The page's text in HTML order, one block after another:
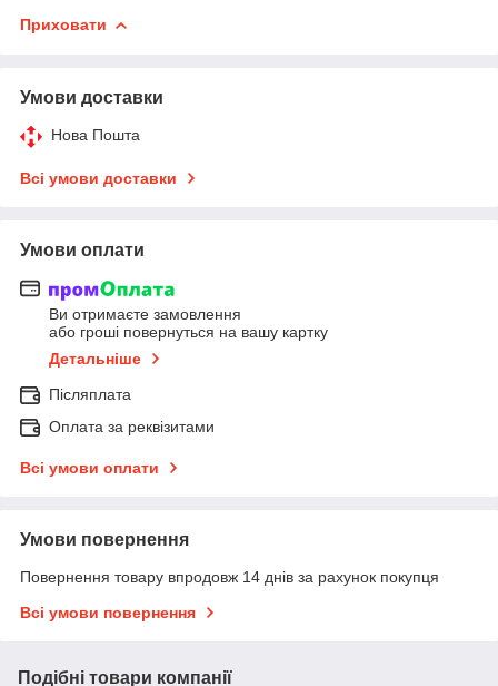
Приховати
Умови доставки
Нова Пошта
Всі умови доставки
Умови оплати
Ви отримаєте замовлення
або гроші повернуться на вашу картку
Детальніше
Післяплата
Оплата за реквізитами
Всі умови оплати
Умови повернення
Повернення товару впродовж 14 днів за рахунок покупця
Всі умови повернення
Подібні товари компанії